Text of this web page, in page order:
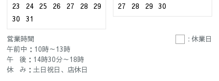
23
24 25 26 27 28
29
30
31
27
28 29 30
営業時間
: 休業日
午前中：10時～13時
午 後：14時30分～18時
休 み：土日祝日、店休日